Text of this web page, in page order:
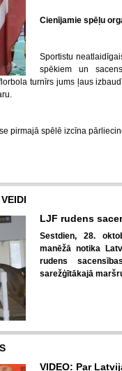
Cienījamie spēļu
Sportistu
spēkiem un
turnīrs jums ļaus
pirmajā spēlē izcīna
LJF rudens
Sestdien, 28.
manēžā notika
rudens
sarežģītākajā
VIDEO: Par